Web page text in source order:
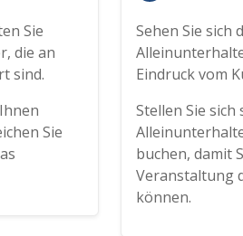
Sie
die an
sind.
Sie
Sehen Sie sich
Eindruck vom
Stellen Sie sich
buchen, damit
Veranstaltung
können.